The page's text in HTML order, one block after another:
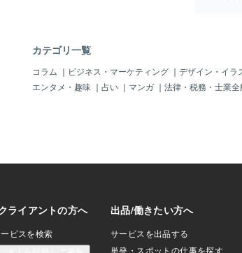
く”のです。この同調が起きてくると、会
話の量ではなく、質のある沈黙が増えて
いきます。それは、お互いがリラックス
し、在るがままでいられる状態です。
「一人にならなくても心が休まる関係」
た関係性の特徴です。無理に関係を保と
うとしなくてもいいすべての人と深く同
調できるわけではありません。波動が異
なる人とは、どうしても「ズレ」を感じ
が、“エ
生み出
ーがすれ
とお相
ネルギ
な形で
り気持ち
カテゴリ一覧
コラム ｜ ビジネス・マーケティング ｜ デザイン・イラ
エンタメ・趣味 ｜ 占い ｜ マンガ ｜ 法律・税務・士業全